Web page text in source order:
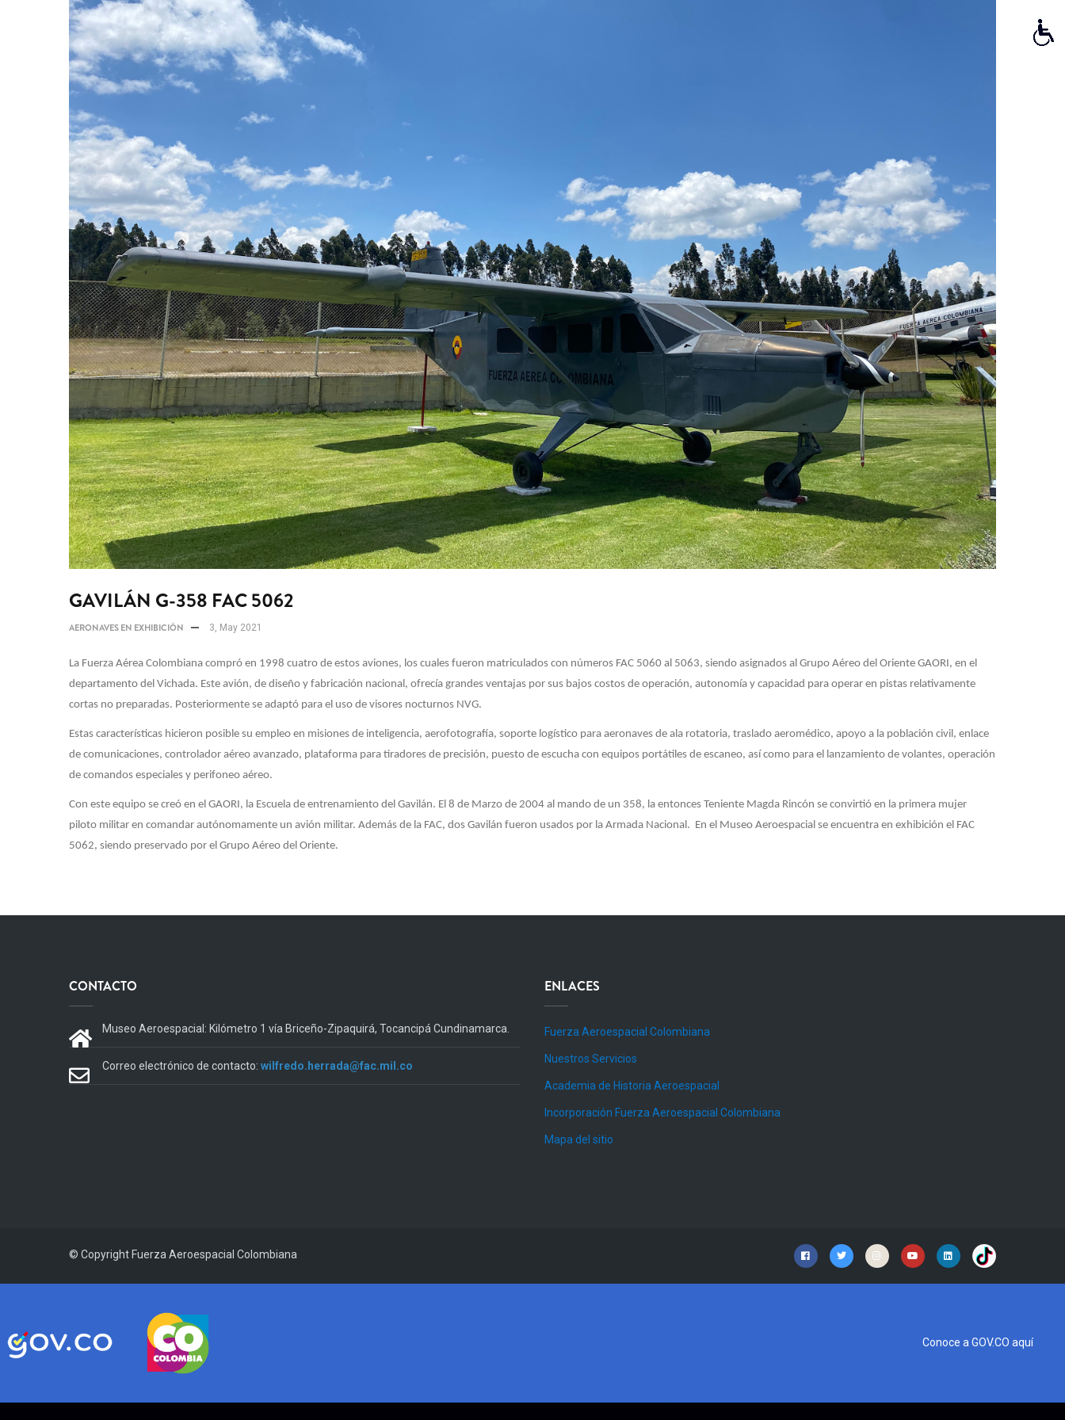
GAVILÁN G-358 FAC 5062
AERONAVES EN EXHIBICIÓN 3, May 2021
La Fuerza Aérea Colombiana compró en 1998 cuatro de estos aviones, los cuales fueron matriculados con números FAC 5060 al 5063, siendo asignados al Grupo Aéreo del Oriente GAORI, en el
departamento del Vichada. Este avión, de diseño y fabricación nacional, ofrecía grandes ventajas por sus bajos costos de operación, autonomía y capacidad para operar en pistas relativamente
cortas no preparadas. Posteriormente se adaptó para el uso de visores nocturnos NVG.
Estas características hicieron posible su empleo en misiones de inteligencia, aerofotografía, soporte logístico para aeronaves de ala rotatoria, traslado aeromédico, apoyo a la población civil, enlace
de comunicaciones, controlador aéreo avanzado, plataforma para tiradores de precisión, puesto de escucha con equipos portátiles de escaneo, así como para el lanzamiento de volantes, operación
de comandos especiales y perifoneo aéreo.
Con este equipo se creó en el GAORI, la Escuela de entrenamiento del Gavilán. El 8 de Marzo de 2004 al mando de un 358, la entonces Teniente Magda Rincón se convirtió en la primera mujer
piloto militar en comandar autónomamente un avión militar. Además de la FAC, dos Gavilán fueron usados por la Armada Nacional. En el Museo Aeroespacial se encuentra en exhibición el FAC
5062, siendo preservado por el Grupo Aéreo del Oriente.
CONTACTO
Museo Aeroespacial: Kilómetro 1 vía Briceño-Zipaquirá, Tocancipá Cundinamarca.
Correo electrónico de contacto: wilfredo.herrada@fac.mil.co
ENLACES
Fuerza Aeroespacial Colombiana
Nuestros Servicios
Academia de Historia Aeroespacial
Incorporación Fuerza Aeroespacial Colombiana
Mapa del sitio
© CopyrightFuerza Aeroespacial Colombiana
Conoce a GOV.CO aquí